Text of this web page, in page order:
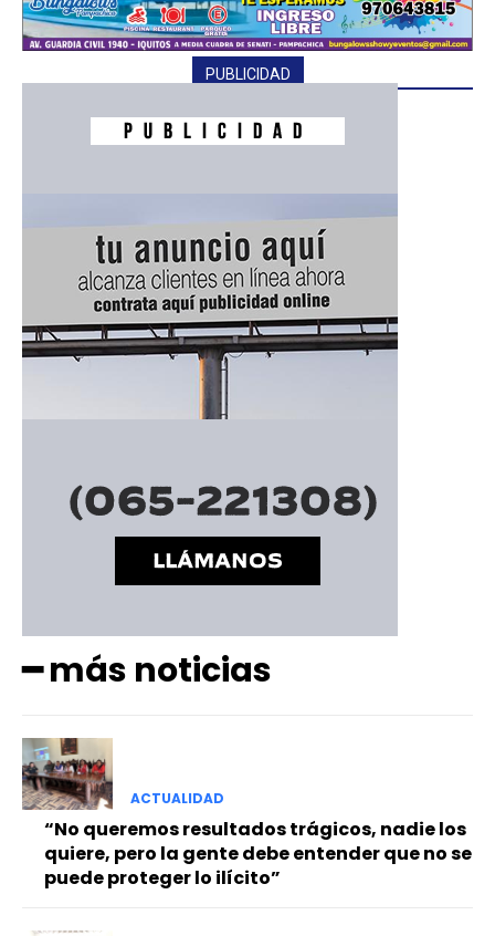
PUBLICIDAD
━ más noticias
ACTUALIDAD
“No queremos resultados trágicos, nadie los
quiere, pero la gente debe entender que no se
puede proteger lo ilícito”